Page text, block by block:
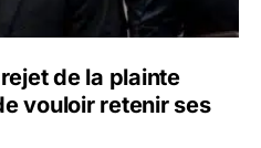
de la plainte
vouloir retenir ses